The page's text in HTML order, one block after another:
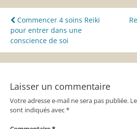
Navigation
de
l’article
Commencer 4 soins Reiki
pour entrer dans une
conscience de soi
Laisser un commentaire
Votre adresse e-mail ne sera pas publiée.
sont indiqués avec*